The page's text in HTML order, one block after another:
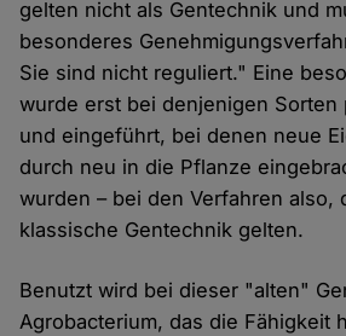
gelten nicht als Gentechnik und
besonderes
Sie sind nicht reguliert." Eine
wurde erst bei denjenigen
und eingeführt, bei denen neue
durch neu in die Pflanze
wurden – bei den Verfahren also,
klassische Gentechnik gelten.
Benutzt wird bei dieser "alten"
Agrobacterium, das die Fähigkeit